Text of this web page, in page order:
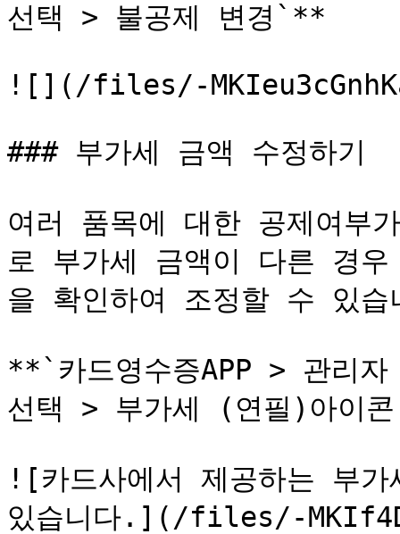
선택 > 불공제 변경`**
![](/files/-
### 부가세 금액 수정하기
여러 품목에 대한 공제여부
로 부가세 금액이 다른 경우
을 확인하여 조정할 수 있습
**`카드영수증APP > 관리
선택 > 부가세 (연필)아이
![카드사에서 제공하는 부
있습니다.](/files/-